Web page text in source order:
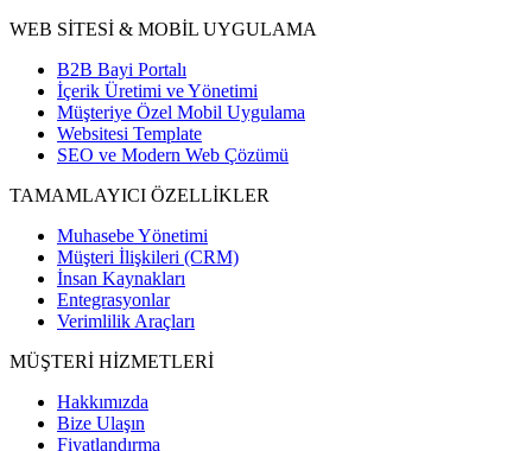
WEB SİTESİ & MOBİL UYGULAMA
B2B Bayi Portalı
İçerik Üretimi ve Yönetimi
Müşteriye Özel Mobil Uygulama
Websitesi Template
SEO ve Modern Web Çözümü
TAMAMLAYICI ÖZELLİKLER
Muhasebe Yönetimi
Müşteri İlişkileri (CRM)
İnsan Kaynakları
Entegrasyonlar
Verimlilik Araçları
MÜŞTERİ HİZMETLERİ
Hakkımızda
Bize Ulaşın
Fiyatlandırma